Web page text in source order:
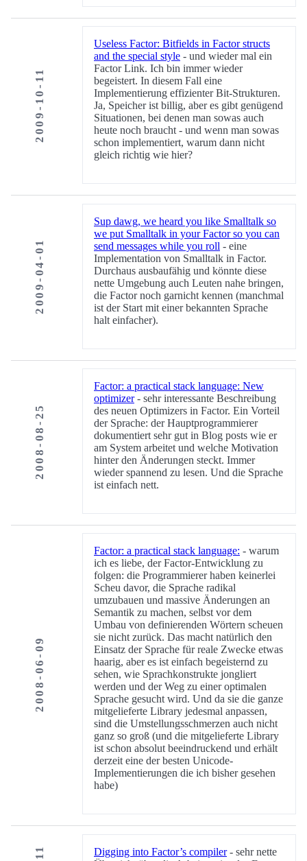
2009-10-11
Useless Factor: Bitfields in Factor structs
and the special style - und wieder mal ein
Factor Link. Ich bin immer wieder
begeistert. In diesem Fall eine
Implementierung effizienter Bit-Strukturen.
Ja, Speicher ist billig, aber es gibt genügend
Situationen, bei denen man sowas auch
heute noch braucht - und wenn man sowas
schon implementiert, warum dann nicht
gleich richtig wie hier?
2009-04-01
Sup dawg, we heard you like Smalltalk so
we put Smalltalk in your Factor so you can
send messages while you roll - eine
Implementation von Smalltalk in Factor.
Durchaus ausbaufähig und könnte diese
nette Umgebung auch Leuten nahe bringen,
die Factor noch garnicht kennen (manchmal
ist der Start mit einer bekannten Sprache
halt einfacher).
2008-08-25
Factor: a practical stack language: New
optimizer- sehr interessante Beschreibung
des neuen Optimizers in Factor. Ein Vorteil
der Sprache: der Hauptprogrammierer
dokumentiert sehr gut in Blog posts wie er
am System arbeitet und welche Motivation
hinter den Änderungen steckt. Immer
wieder spannend zu lesen. Und die Sprache
ist einfach nett.
2008-06-09
Factor: a practical stack language: - warum
ich es liebe, der Factor-Entwicklung zu
folgen: die Programmierer haben keinerlei
Scheu davor, die Sprache radikal
umzubauen und massive Änderungen an
Semantik zu machen, selbst vor dem
Umbau von definierenden Wörtern scheuen
sie nicht zurück. Das macht natürlich den
Einsatz der Sprache für reale Zwecke etwas
haarig, aber es ist einfach begeisternd zu
sehen, wie Sprachkonstrukte jongliert
werden und der Weg zu einer optimalen
Sprache gesucht wird. Und da sie die ganze
mitgelieferte Library jedesmal anpassen,
sind die Umstellungsschmerzen auch nicht
ganz so groß (und die mitgelieferte Library
ist schon absolut beeindruckend und erhält
derzeit eine der besten Unicode-
Implementierungen die ich bisher gesehen
habe)
Digging into Factor’s compiler- sehr nette